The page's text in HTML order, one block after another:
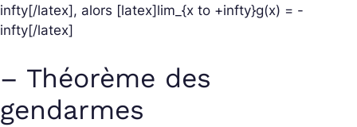
infty[/latex], alors [latex]lim_{x to +infty}g(x) = -
infty[/latex]
– Théorème des
gendarmes